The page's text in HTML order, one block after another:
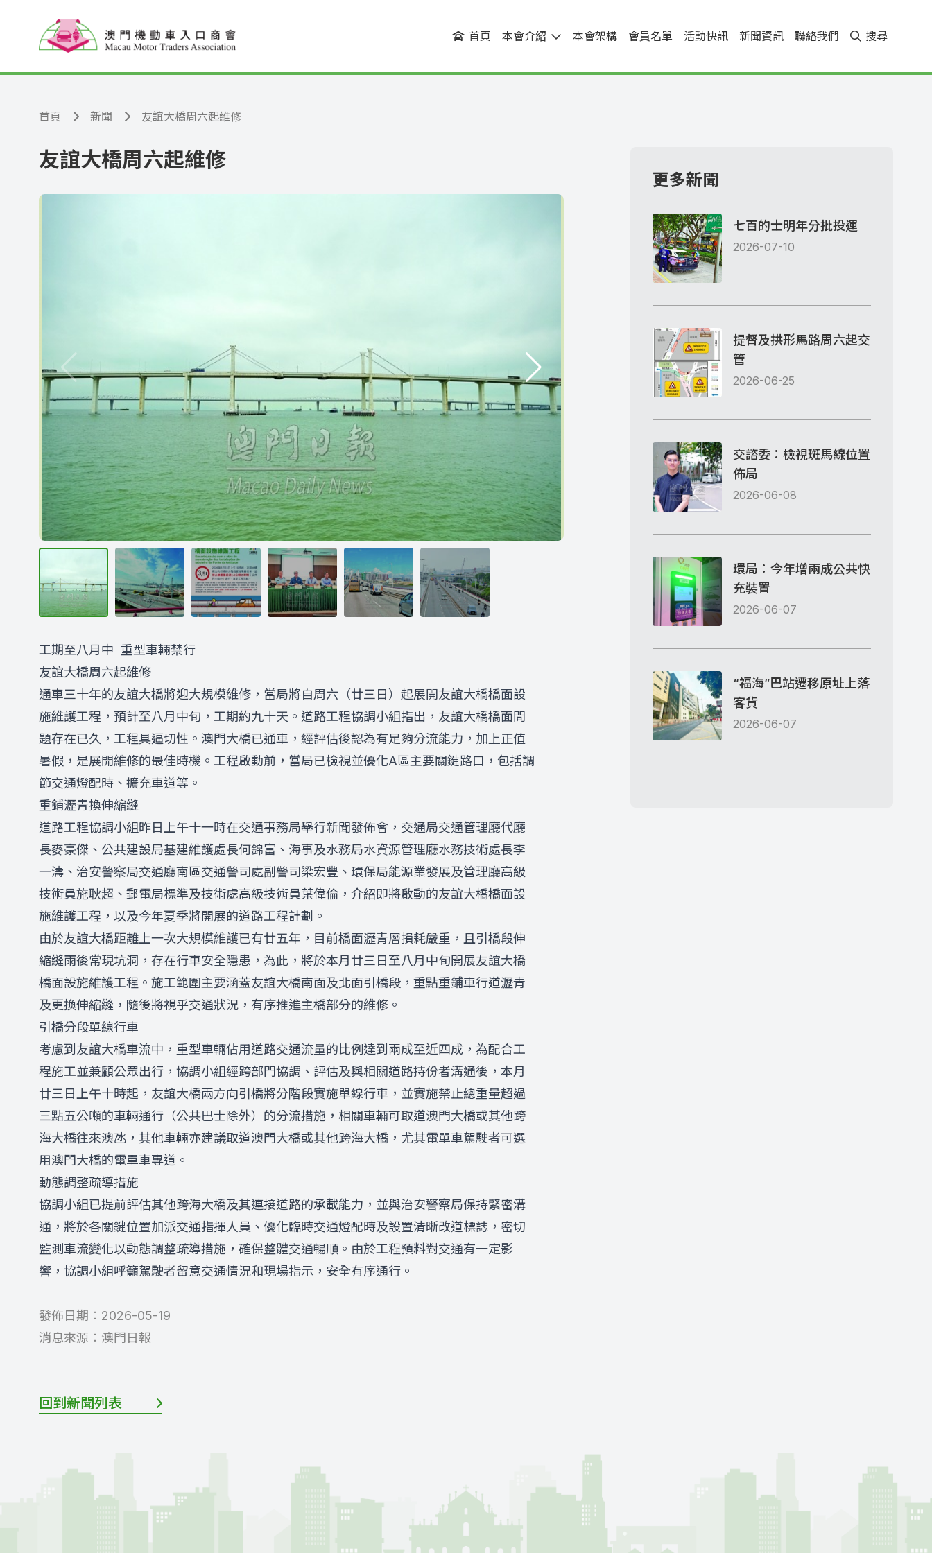
首頁 本會介紹 本會架構 會員名單 活動快訊 新聞資訊 聯絡我們 搜尋
首頁 新聞 友誼大橋周六起維修
友誼大橋周六起維修
工期至八月中 重型車輛禁行
友誼大橋周六起維修
通車三十年的友誼大橋將迎大規模維修，當局將自周六（廿三日）起展開友誼大橋橋面設
施維護工程，預計至八月中旬，工期約九十天。道路工程協調小組指出，友誼大橋橋面問
題存在已久，工程具逼切性。澳門大橋已通車，經評估後認為有足夠分流能力，加上正值
暑假，是展開維修的最佳時機。工程啟動前，當局已檢視並優化A區主要關鍵路口，包括調
節交通燈配時、擴充車道等。
重鋪瀝青換伸縮縫
道路工程協調小組昨日上午十一時在交通事務局舉行新聞發佈會，交通局交通管理廳代廳
長麥豪傑、公共建設局基建維護處長何錦富、海事及水務局水資源管理廳水務技術處長李
一濤、治安警察局交通廳南區交通警司處副警司梁宏豐、環保局能源業發展及管理廳高級
技術員施耿超、郵電局標準及技術處高級技術員葉偉倫，介紹即將啟動的友誼大橋橋面設
施維護工程，以及今年夏季將開展的道路工程計劃。
由於友誼大橋距離上一次大規模維護已有廿五年，目前橋面瀝青層損耗嚴重，且引橋段伸
縮縫雨後常現坑洞，存在行車安全隱患，為此，將於本月廿三日至八月中旬開展友誼大橋
橋面設施維護工程。施工範圍主要涵蓋友誼大橋南面及北面引橋段，重點重鋪車行道瀝青
及更換伸縮縫，隨後將視乎交通狀況，有序推進主橋部分的維修。
引橋分段單線行車
考慮到友誼大橋車流中，重型車輛佔用道路交通流量的比例達到兩成至近四成，為配合工
程施工並兼顧公眾出行，協調小組經跨部門協調、評估及與相關道路持份者溝通後，本月
廿三日上午十時起，友誼大橋兩方向引橋將分階段實施單線行車，並實施禁止總重量超過
三點五公噸的車輛通行（公共巴士除外）的分流措施，相關車輛可取道澳門大橋或其他跨
海大橋往來澳氹，其他車輛亦建議取道澳門大橋或其他跨海大橋，尤其電單車駕駛者可選
用澳門大橋的電單車專道。
動態調整疏導措施
協調小組已提前評估其他跨海大橋及其連接道路的承載能力，並與治安警察局保持緊密溝
通，將於各關鍵位置加派交通指揮人員、優化臨時交通燈配時及設置清晰改道標誌，密切
監測車流變化以動態調整疏導措施，確保整體交通暢順。由於工程預料對交通有一定影
響，協調小組呼籲駕駛者留意交通情況和現場指示，安全有序通行。
發佈日期︰ 2026-05-19
消息來源︰ 澳門日報
回到新聞列表
更多新聞
七百的士明年分批投運
2026-07-10
提督及拱形馬路周六起交
管
2026-06-25
交諮委：檢視斑馬線位置
佈局
2026-06-08
環局：今年增兩成公共快
充裝置
2026-06-07
“福海”巴站遷移原址上落
客貨
2026-06-07